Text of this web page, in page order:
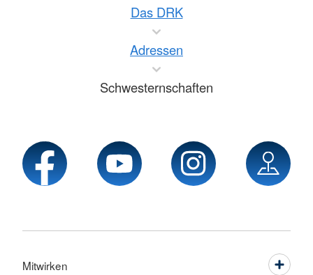
Das DRK
Adressen
Schwesternschaften
Mitwirken